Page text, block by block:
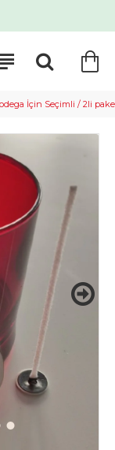
İçin Seçimli / 2li